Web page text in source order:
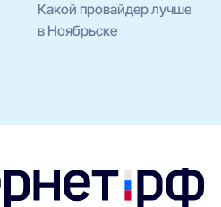
Какой провайдер лучше
в Ноябрьске